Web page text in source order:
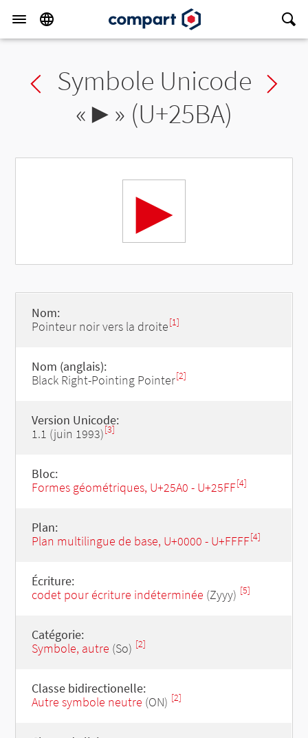
Previous char
Symbole Unicode
«► » (U+25BA)
►
Nom:
Pointeur noir vers la droite[1]
Nom (anglais):
Black Right-Pointing Pointer[2]
Version Unicode:
1.1 (juin 1993)[3]
Bloc:
Formes géométriques, U+25A0 - U+25FF[4]
Plan:
Plan multilingue de base, U+0000 - U+FFFF[4]
Écriture:
codet pour écriture indéterminée (Zyyy) [5]
Catégorie:
Symbole, autre (So) [2]
Classe bidirectionelle:
Autre symbole neutre (ON) [2]